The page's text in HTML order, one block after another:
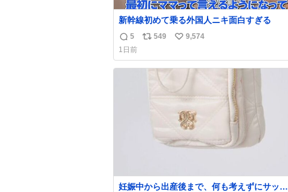
新幹線初めて乗る外国人ニキ面白すぎる
返
信
数
5
リ
ス
549
い
ね
9,574
1日前
妊娠中から出産後まで、何も考えずにサッと